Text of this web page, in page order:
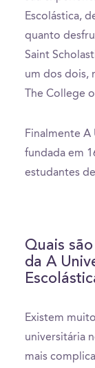
Escolástica,
quanto
Saint
um dos dois,
The College
Finalmente A
fundada em
estudantes
Quais
da A
Existem
universitária
mais